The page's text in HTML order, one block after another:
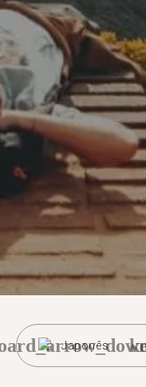
Japonês